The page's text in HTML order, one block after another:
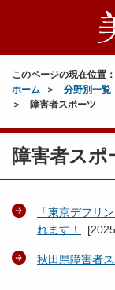
このページの現在位置：
ホーム
分野別一覧
障害者スポーツ
障害者スポ
「東京デフリ
れます！
[
秋田県障害者